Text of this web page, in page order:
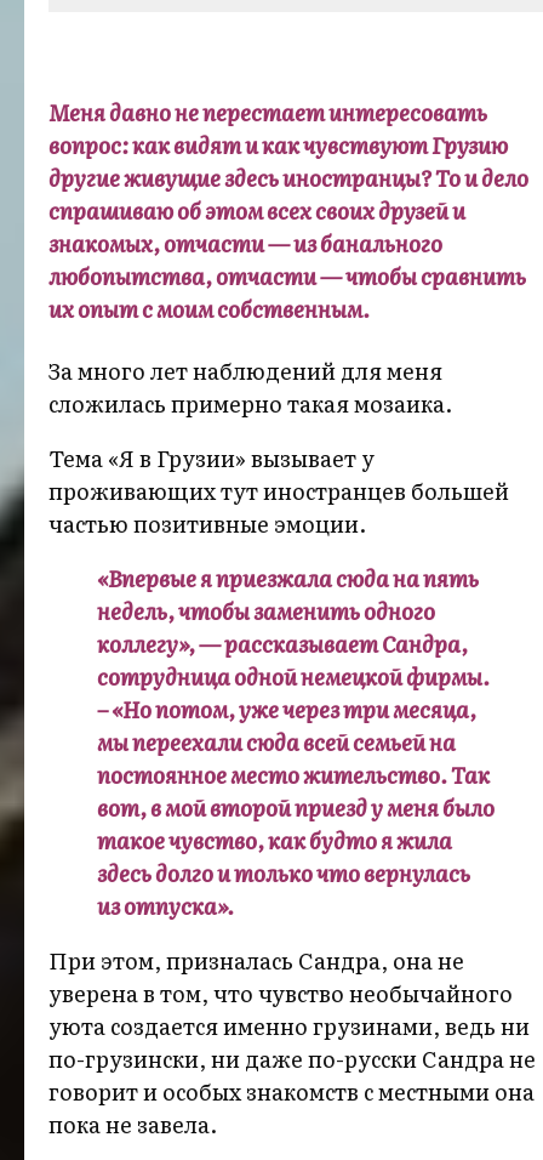
Меня давно не перестает интересовать
вопрос: как видят и как чувствуют Грузию
другие живущие здесь иностранцы? То и дело
спрашиваю об этом всех своих друзей и
знакомых, отчасти — из банального
любопытства, отчасти — чтобы сравнить
их опыт с моим собственным.
За много лет наблюдений для меня
сложилась примерно такая мозаика.
Тема «Я в Грузии» вызывает у
проживающих тут иностранцев большей
частью позитивные эмоции.
«Впервые я приезжала сюда на пять
недель, чтобы заменить одного
коллегу», — рассказывает Сандра,
сотрудница одной немецкой фирмы.
– «Но потом, уже через три месяца,
мы переехали сюда всей семьей на
постоянное место жительство. Так
вот, в мой второй приезд у меня было
такое чувство, как будто я жила
здесь долго и только что вернулась
из отпуска».
При этом, призналась Сандра, она не
уверена в том, что чувство необычайного
уюта создается именно грузинами, ведь ни
по-грузински, ни даже по-русски Сандра не
говорит и особых знакомств с местными она
пока не завела.